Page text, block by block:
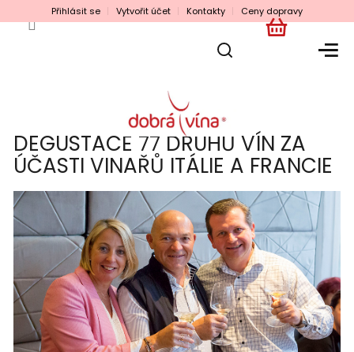
na
Přihlásit se Vytvořit účet Kontakty Ceny dopravy
NÁKUPNÍ
DEGUSTACE 77 DRUHŮ VÍN ZA
ÚČASTI VINAŘŮ ITÁLIE A FRANCIE